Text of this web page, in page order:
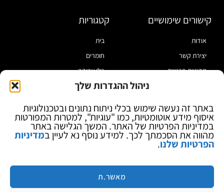
ניהול ההגדרות שלך
באתר זה נעשה שימוש בכלי ניתוח נתונים ובטכנולוגיות
איסוף מידע אוטומטיות, כמו "עוגיות", למטרות המפורטות
במדיניות הפרטיות של האתר. המשך הגלישה באתר
מהווה את הסכמתך לכך. למידע נוסף נא לעיין במדיניות
הפרטיות שלנו.
מאשר.ת
קישורים שימושיים
אודות
יצירת קשר
מדיניות פרטיות
בלוג
קטגוריות
בית
חומרים
כלי עבודה
מוצרי הלחמה
ספקי כח ומודדים
ציוד אופטי להגדלה
מותגים